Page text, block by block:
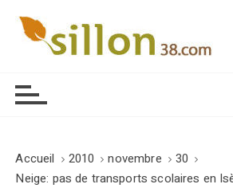
Accueil 2010 novembre
30
Neige: pas de transports scolaires en